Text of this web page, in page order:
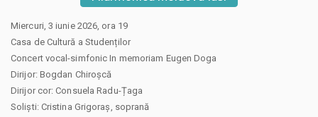
Miercuri, 3 iunie 2026, ora 19
Casa de Cultură a Studenților
Concert vocal-simfonic In memoriam Eugen Doga
Dirijor: Bogdan Chiroșcă
Dirijor cor: Consuela Radu-Țaga
Soliști: Cristina Grigoraș, soprană